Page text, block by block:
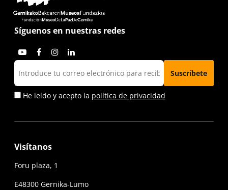
Síguenos en nuestras redes
He leído y acepto la política de privacidad
Visítanos
Foru plaza, 1
E48300 Gernika-Lumo